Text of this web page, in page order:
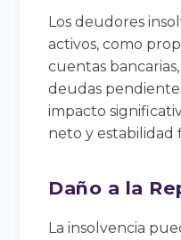
Los deudores
activos, como
cuentas
deudas
impacto
neto y estabilidad
Daño a la
La insolvencia